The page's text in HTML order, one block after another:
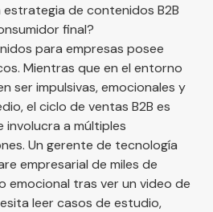
de contenidos B2B
final?
para empresas posee
Mientras que en el entorno
ser impulsivas, emocionales y
el ciclo de ventas B2B es
involucra a múltiples
Un gerente de tecnología
empresarial de miles de
emocional tras ver un video de
leer casos de estudio,